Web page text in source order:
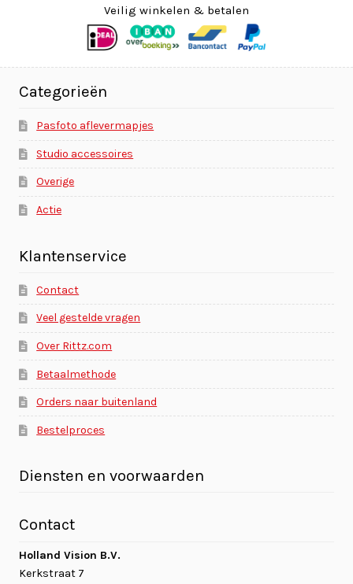
Veilig winkelen & betalen
Categorieën
Pasfoto aflevermapjes
Studio accessoires
Overige
Actie
Klantenservice
Contact
Veel gestelde vragen
Over Rittz.com
Betaalmethode
Orders naar buitenland
Bestelproces
Diensten en voorwaarden
Contact
Holland Vision B.V.
Kerkstraat 7